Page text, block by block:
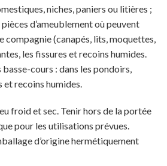
niches, paniers ou litières ;
d’ameublement où peuvent
compagnie (canapés, lits, moquettes,
les fissures et recoins humides.
cours : dans les pondoirs,
recoins humides.
froid et sec. Tenir hors de la portée
pour les utilisations prévues.
d’origine hermétiquement